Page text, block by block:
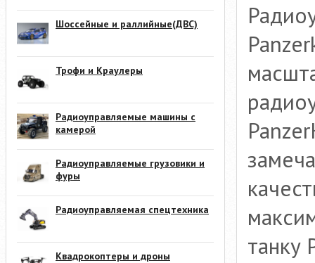
Шоссейные и раллийные(ДВС)
Трофи и Краулеры
Радиоуправляемые машины с
камерой
Радиоуправляемые грузовики и
фуры
Радиоуправляемая спецтехника
Квадрокоптеры и дроны
танку